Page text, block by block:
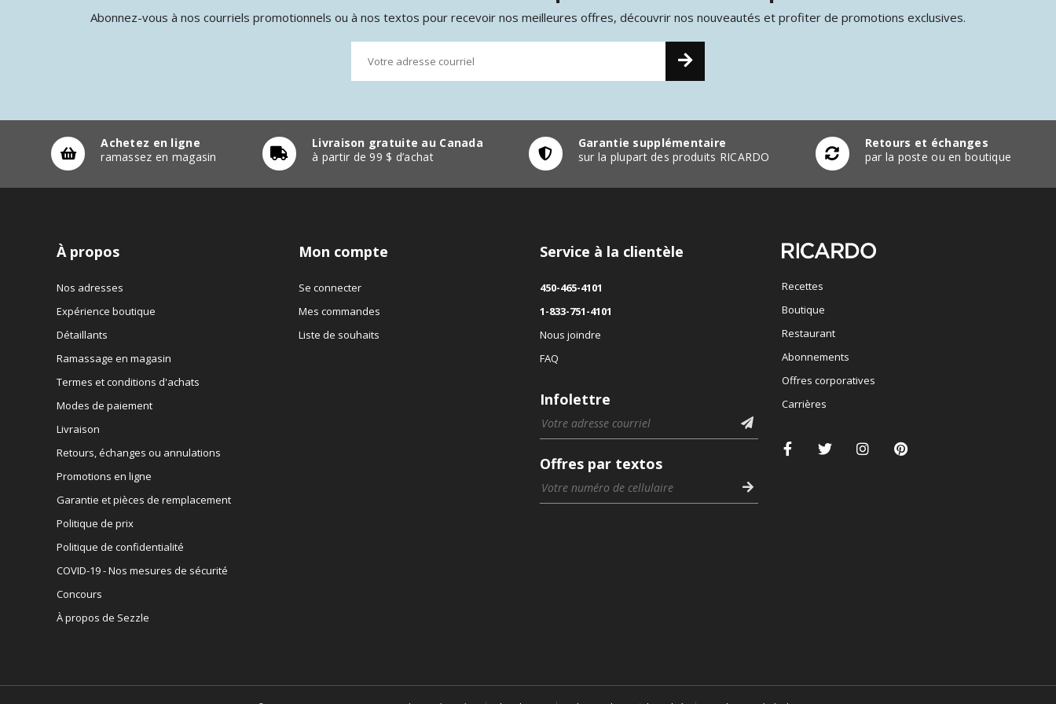
Abonnez-vous à nos courriels promotionnels ou à nos textos pour recevoir nos meilleures offres, découvrir nos nouveautés et profiter de promotions exclusives.
Achetez en ligne
ramassez en magasin
Livraison gratuite au Canada
à partir de 99 $ d’achat
Garantie supplémentaire
sur la plupart des produits RICARDO
Retours et échanges
par la poste ou en boutique
À propos
Nos adresses
Expérience boutique
Détaillants
Ramassage en magasin
Termes et conditions d'achats
Modes de paiement
Livraison
Retours, échanges ou annulations
Promotions en ligne
Garantie et pièces de remplacement
Politique de prix
Politique de confidentialité
COVID-19 - Nos mesures de sécurité
Concours
À propos de Sezzle
Mon compte
Se connecter
Mes commandes
Liste de souhaits
Service à la clientèle
450-465-4101
1-833-751-4101
Nous joindre
FAQ
Infolettre
Offres par textos
Recettes
Boutique
Restaurant
Abonnements
Offres corporatives
Carrières